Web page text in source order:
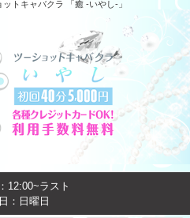
トキャバクラ 「癒 -いやし‐」
12:00~ラスト
：日曜日